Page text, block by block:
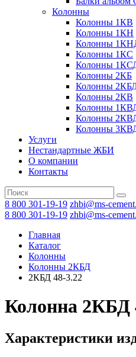
Колонны
Колонны 1КВ
Колонны 1КН
Колонны
Колонны 1КС
Колонны
Колонны 2КБ
Колонны
Колонны 2КВ
Колонны
Колонны
Колонны
Услуги
Нестандартные ЖБИ
О компании
Контакты
8 800 301-19-19 zhbi@ms-
8 800 301-19-19 zhbi@ms-
Главная
Каталог
Колонны
Колонны 2КБД
2КБД 48-3.22
Колонна 2КБД
Характеристики